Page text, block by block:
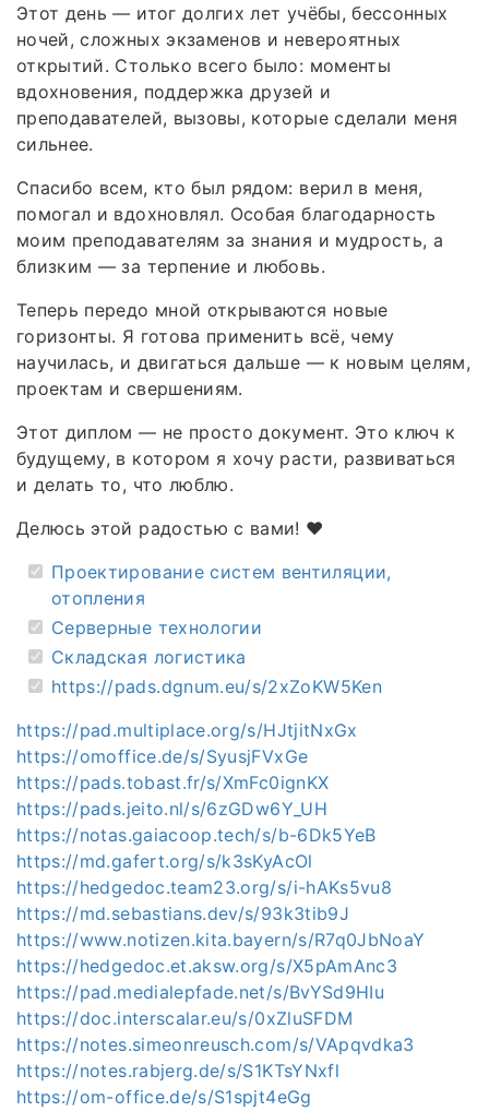
Этот день — итог долгих лет учёбы, бессонных
ночей, сложных экзаменов и невероятных
открытий. Столько всего было: моменты
вдохновения, поддержка друзей и
преподавателей, вызовы, которые сделали меня
сильнее.
Спасибо всем, кто был рядом: верил в меня,
помогал и вдохновлял. Особая благодарность
моим преподавателям за знания и мудрость, а
близким — за терпение и любовь.
Теперь передо мной открываются новые
горизонты. Я готова применить всё, чему
научилась, и двигаться дальше — к новым целям,
проектам и свершениям.
Этот диплом — не просто документ. Это ключ к
будущему, в котором я хочу расти, развиваться
и делать то, что люблю.
Делюсь этой радостью с вами! ❤️
Проектирование систем вентиляции,
отопления
Серверные технологии
Складская логистика
https://pads.dgnum.eu/s/2xZoKW5Ken
https://pad.multiplace.org/s/HJtjitNxGx
https://omoffice.de/s/SyusjFVxGe
https://pads.tobast.fr/s/XmFc0ignKX
https://pads.jeito.nl/s/6zGDw6Y_UH
https://notas.gaiacoop.tech/s/b-6Dk5YeB
https://md.gafert.org/s/k3sKyAcOl
https://hedgedoc.team23.org/s/i-hAKs5vu8
https://md.sebastians.dev/s/93k3tib9J
https://www.notizen.kita.bayern/s/R7q0JbNoaY
https://hedgedoc.et.aksw.org/s/X5pAmAnc3
https://pad.medialepfade.net/s/BvYSd9HIu
https://doc.interscalar.eu/s/0xZluSFDM
https://notes.simeonreusch.com/s/VApqvdka3
https://notes.rabjerg.de/s/S1KTsYNxfl
https://om-office.de/s/S1spjt4eGg